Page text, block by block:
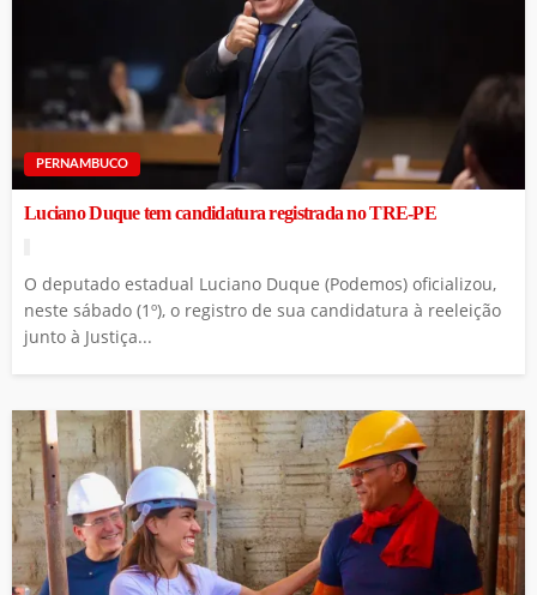
PERNAMBUCO
Luciano Duque tem candidatura registrada no TRE-PE
O deputado estadual Luciano Duque (Podemos) oficializou,
neste sábado (1º), o registro de sua candidatura à reeleição
junto à Justiça...